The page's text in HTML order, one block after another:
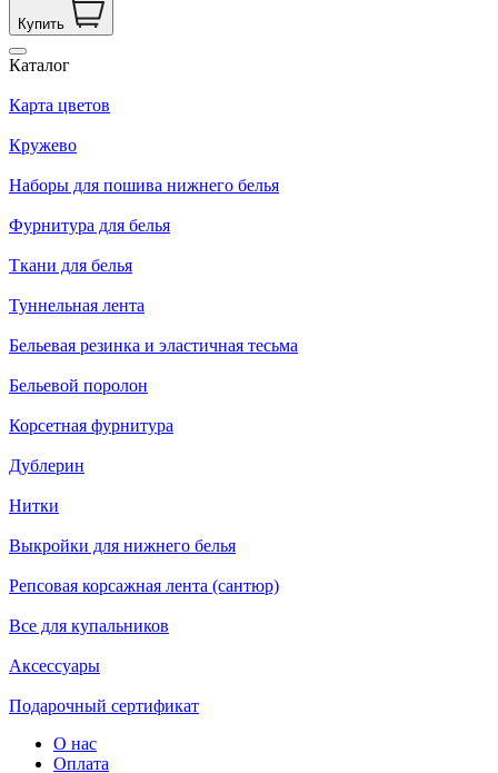
Купить
Каталог
Карта цветов
Кружево
Наборы для пошива нижнего белья
Фурнитура для белья
Ткани для белья
Туннельная лента
Бельевая резинка и эластичная тесьма
Бельевой поролон
Корсетная фурнитура
Дублерин
Нитки
Выкройки для нижнего белья
Репсовая корсажная лента (сантюр)
Все для купальников
Аксессуары
Подарочный сертификат
О нас
Оплата